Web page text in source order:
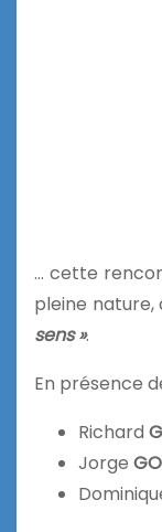
… cette
pleine nature,
sens ».
En présence
Richard
Jorge